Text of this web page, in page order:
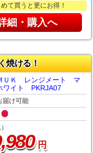
めて買うと更にお得！
細・購入へ
焼ける！
ＵＫ レンジメート マ
イト PKRJA07
届け可能
,980円